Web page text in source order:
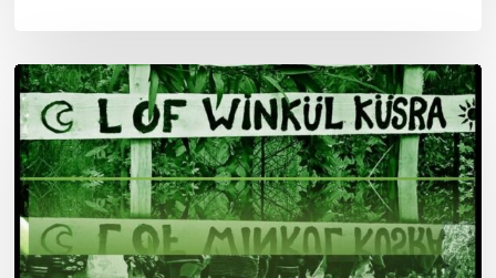
Lof
Winkül
Küsra
convoca
a
apoyar